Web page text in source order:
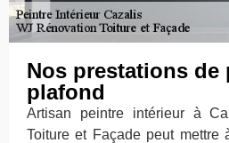
Nos prestations de
plafond
Artisan peintre intérieur à
Toiture et Façade peut mettre